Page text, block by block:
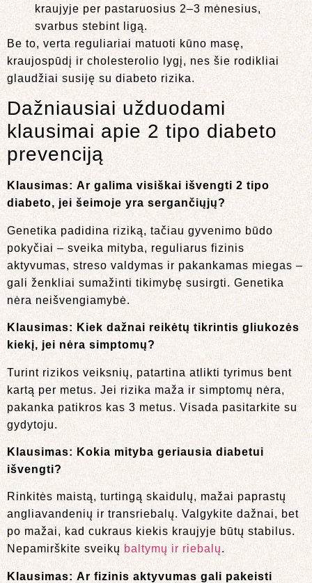
kraujyje per pastaruosius 2–3 mėnesius,
svarbus stebint ligą.
Be to, verta reguliariai matuoti kūno masę,
kraujospūdį ir cholesterolio lygį, nes šie rodikliai
glaudžiai susiję su diabeto rizika.
Dažniausiai užduodami
klausimai apie 2 tipo diabeto
prevenciją
Klausimas: Ar galima visiškai išvengti 2 tipo
diabeto, jei šeimoje yra sergančiųjų?
Genetika padidina riziką, tačiau gyvenimo būdo
pokyčiai – sveika mityba, reguliarus fizinis
aktyvumas, streso valdymas ir pakankamas miegas –
gali ženkliai sumažinti tikimybę susirgti. Genetika
nėra neišvengiamybė.
Klausimas: Kiek dažnai reikėtų tikrintis gliukozės
kiekį, jei nėra simptomų?
Turint rizikos veiksnių, patartina atlikti tyrimus bent
kartą per metus. Jei rizika maža ir simptomų nėra,
pakanka patikros kas 3 metus. Visada pasitarkite su
gydytoju.
Klausimas: Kokia mityba geriausia diabetui
išvengti?
Rinkitės maistą, turtingą skaidulų, mažai paprastų
angliavandenių ir transriebalų. Valgykite dažnai, bet
po mažai, kad cukraus kiekis kraujyje būtų stabilus.
Nepamirškite sveikų baltymų ir riebalų.
Klausimas: Ar fizinis aktyvumas gali pakeisti